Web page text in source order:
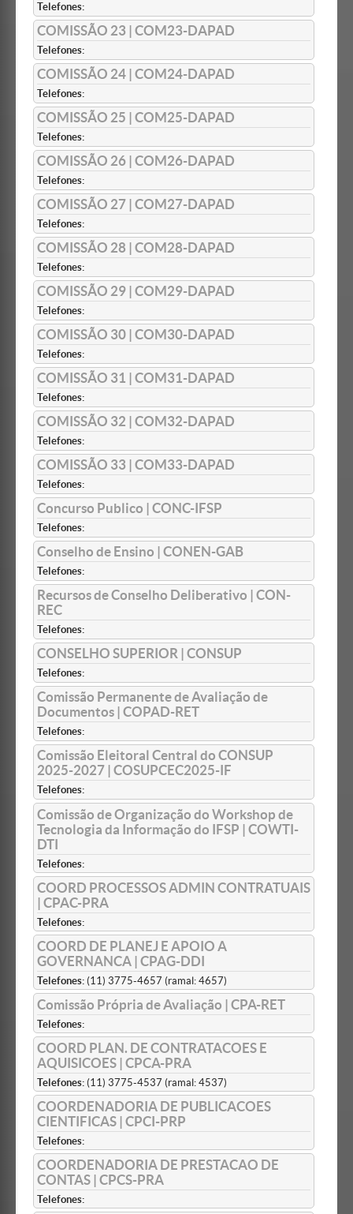
Telefones:
COMISSÃO 23 | COM23-DAPAD
Telefones:
COMISSÃO 24 | COM24-DAPAD
Telefones:
COMISSÃO 25 | COM25-DAPAD
Telefones:
COMISSÃO 26 | COM26-DAPAD
Telefones:
COMISSÃO 27 | COM27-DAPAD
Telefones:
COMISSÃO 28 | COM28-DAPAD
Telefones:
COMISSÃO 29 | COM29-DAPAD
Telefones:
COMISSÃO 30 | COM30-DAPAD
Telefones:
COMISSÃO 31 | COM31-DAPAD
Telefones:
COMISSÃO 32 | COM32-DAPAD
Telefones:
COMISSÃO 33 | COM33-DAPAD
Telefones:
Concurso Publico | CONC-IFSP
Telefones:
Conselho de Ensino | CONEN-GAB
Telefones:
Recursos de Conselho Deliberativo | CON-
REC
Telefones:
CONSELHO SUPERIOR | CONSUP
Telefones:
Comissão Permanente de Avaliação de
Documentos | COPAD-RET
Telefones:
Comissão Eleitoral Central do CONSUP
2025-2027 | COSUPCEC2025-IF
Telefones:
Comissão de Organização do Workshop de
Tecnologia da Informação do IFSP | COWTI-
DTI
Telefones:
COORD PROCESSOS ADMIN CONTRATUAIS
| CPAC-PRA
Telefones:
COORD DE PLANEJ E APOIO A
GOVERNANCA | CPAG-DDI
Telefones: (11) 3775-4657 (ramal: 4657)
Comissão Própria de Avaliação | CPA-RET
Telefones:
COORD PLAN. DE CONTRATACOES E
AQUISICOES | CPCA-PRA
Telefones: (11) 3775-4537 (ramal: 4537)
COORDENADORIA DE PUBLICACOES
CIENTIFICAS | CPCI-PRP
Telefones:
COORDENADORIA DE PRESTACAO DE
CONTAS | CPCS-PRA
Telefones: